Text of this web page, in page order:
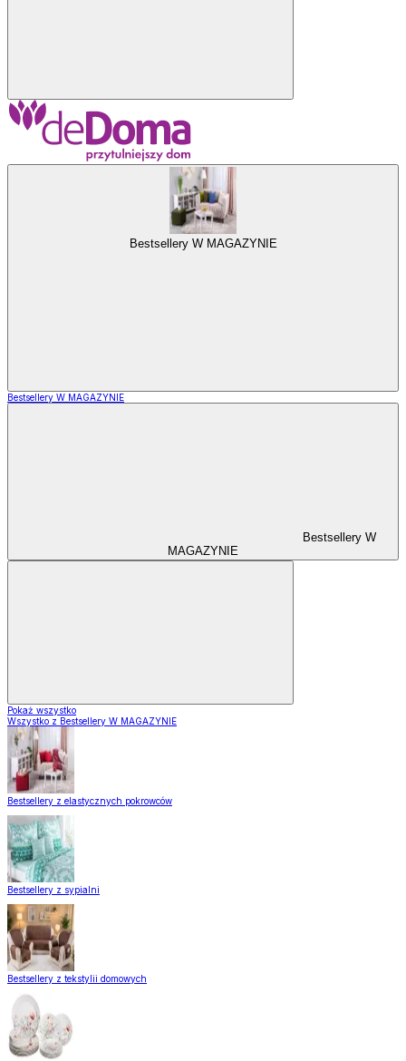
Bestsellery W MAGAZYNIE
Bestsellery W MAGAZYNIE
Bestsellery W
MAGAZYNIE
Pokaż wszystko
Wszystko z Bestsellery W MAGAZYNIE
Bestsellery z elastycznych pokrowców
Bestsellery z sypialni
Bestsellery z tekstylii domowych